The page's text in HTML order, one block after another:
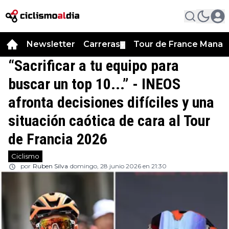
Newsletter Carreras Tour de France
“Sacrificar a tu equipo para
buscar un top 10...” - INEOS
afronta decisiones difíciles y una
situación caótica de cara al Tour
de Francia 2026
Ciclismo
por Ruben Silva domingo, 28 junio 2026 en 21:30